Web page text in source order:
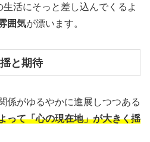
生活にそっと差し込んでくるよ
囲気が漂います。
と期待
係がゆるやかに進展しつつある
って「心の現在地」が大きく揺